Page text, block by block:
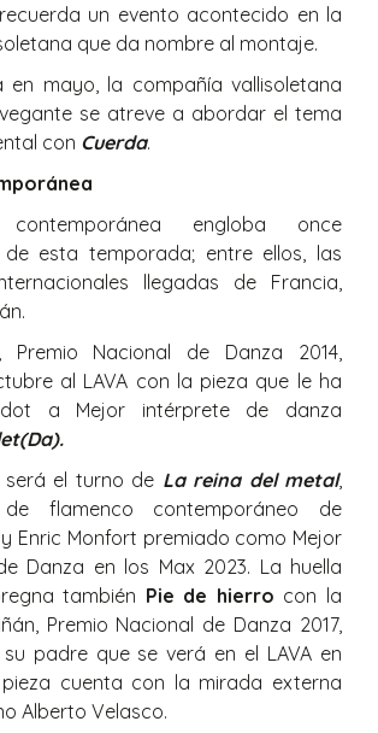
un evento acontecido en la
que da nombre al montaje.
en mayo, la compañía vallisoletana
se atreve a abordar el tema
con Cuerda.
engloba once
de esta temporada; entre ellos, las
llegadas de Francia,
Premio Nacional de Danza 2014,
al LAVA con la pieza que le ha
a Mejor intérprete de danza
será el turno de La reina del metal,
de flamenco contemporáneo de
Enric Monfort premiado como Mejor
Danza en los Max 2023. La huella
también Pie de hierro con la
Premio Nacional de Danza 2017,
padre que se verá en el LAVA en
cuenta con la mirada externa
Alberto Velasco.